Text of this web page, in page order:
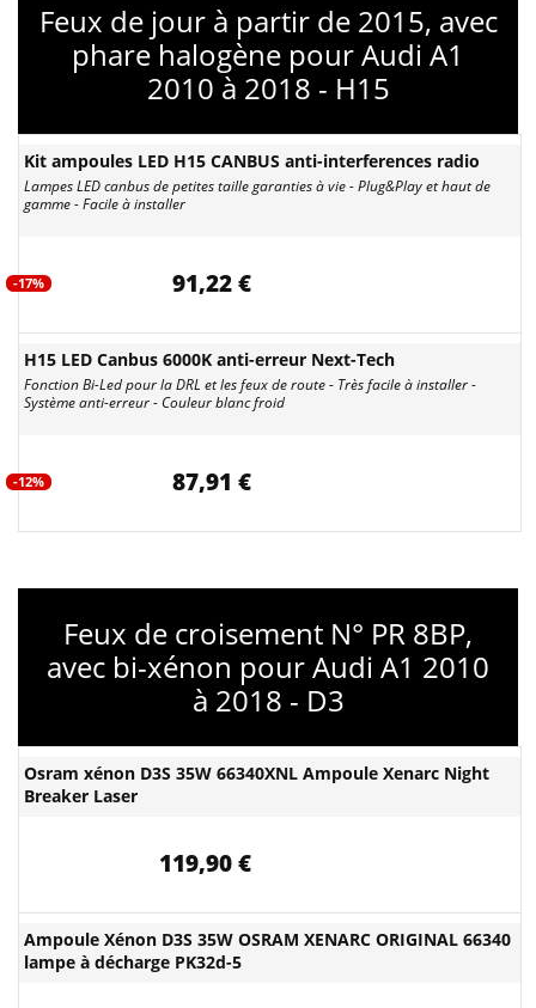
Feux de jour à partir de 2015, avec
phare halogène pour Audi A1
2010 à 2018 - H15
Kit ampoules LED H15 CANBUS anti-interferences radio
Lampes LED canbus de petites taille garanties à vie - Plug&Play et haut de
gamme - Facile à installer
-17% 91,22 €
H15 LED Canbus 6000K anti-erreur Next-Tech
Fonction Bi-Led pour la DRL et les feux de route - Très facile à installer -
Système anti-erreur - Couleur blanc froid
-12% 87,91 €
Feux de croisement N° PR 8BP,
avec bi-xénon pour Audi A1 2010
à 2018 - D3
Osram xénon D3S 35W 66340XNL Ampoule Xenarc Night
Breaker Laser
119,90 €
Ampoule Xénon D3S 35W OSRAM XENARC ORIGINAL 66340
lampe à décharge PK32d-5